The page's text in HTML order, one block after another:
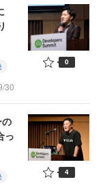
30
0
っ
4